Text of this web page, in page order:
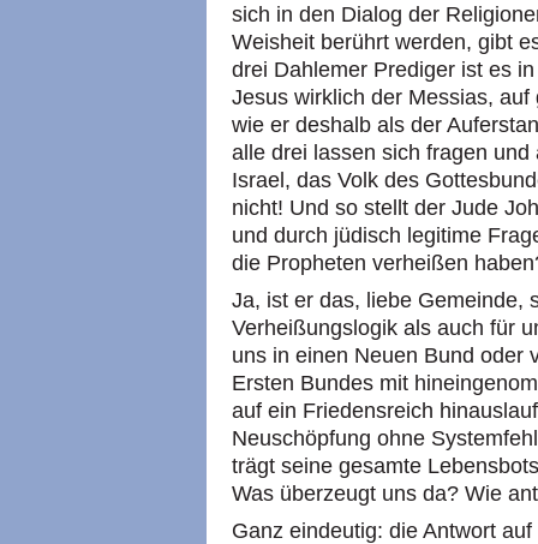
sich in den Dialog der
Weisheit berührt werden, gibt
drei Dahlemer Prediger ist es
Jesus wirklich der Messias,
wie er deshalb als der
alle drei lassen sich fragen
Israel, das Volk des
nicht! Und so stellt der Jude
und durch jüdisch legitime
die Propheten verheißen
Ja, ist er das, liebe Gemeinde,
Verheißungslogik als auch für
uns in einen Neuen Bund oder
Ersten Bundes mit
auf ein Friedensreich
Neuschöpfung ohne
trägt seine gesamte
Was überzeugt uns da? Wie
Ganz eindeutig: die Antwort